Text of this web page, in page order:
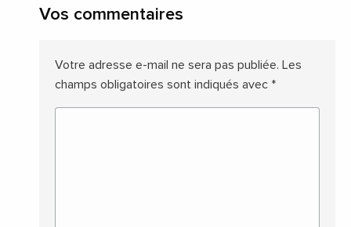
Vos commentaires
Votre adresse e-mail ne sera pas publiée. Les
champs obligatoires sont indiqués avec *